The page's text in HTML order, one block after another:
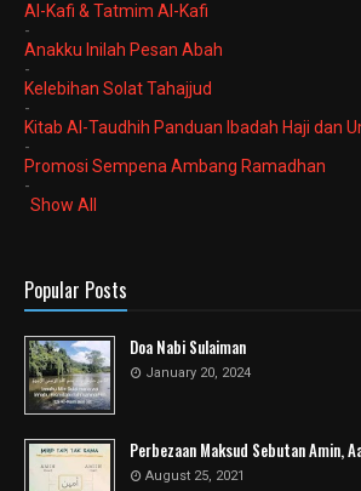
Al-Kafi & Tatmim Al-Kafi
-
Anakku Inilah Pesan Abah
-
Kelebihan Solat Tahajjud
-
Kitab Al-Taudhih Panduan Ibadah Haji dan
-
Promosi Sempena Ambang Ramadhan
-
Show All
Popular Posts
Doa Nabi Sulaiman
January 20, 2024
Perbezaan Maksud Sebutan Amin,
August 25, 2021